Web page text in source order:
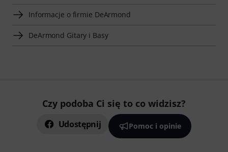
Informacje o firmie DeArmond
DeArmond Gitary i Basy
Czy podoba Ci się to co widzisz?
Udostępnij Pomoc i opinie